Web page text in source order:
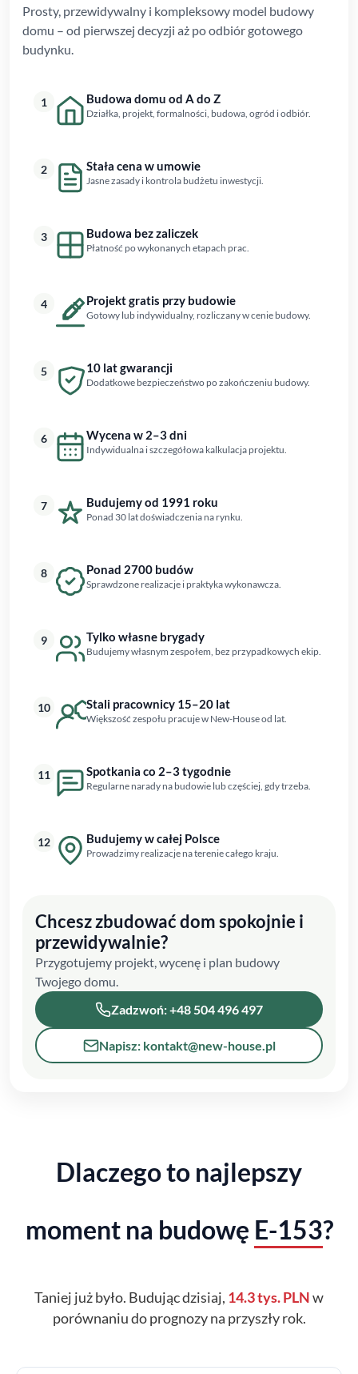
Prosty, przewidywalny i kompleksowy model budowy
domu – od pierwszej decyzji aż po odbiór gotowego
budynku.
1 Budowa domu od A do Z
Działka, projekt, formalności, budowa, ogród i odbiór.
2 Stała cena w umowie
Jasne zasady i kontrola budżetu inwestycji.
3 Budowa bez zaliczek
Płatność po wykonanych etapach prac.
4 Projekt gratis przy budowie
Gotowy lub indywidualny, rozliczany w cenie budowy.
5 10 lat gwarancji
Dodatkowe bezpieczeństwo po zakończeniu budowy.
6 Wycena w 2–3 dni
Indywidualna i szczegółowa kalkulacja projektu.
7 Budujemy od 1991 roku
Ponad 30 lat doświadczenia na rynku.
8 Ponad 2700 budów
Sprawdzone realizacje i praktyka wykonawcza.
9 Tylko własne brygady
Budujemy własnym zespołem, bez przypadkowych ekip.
10 Stali pracownicy 15–20 lat
Większość zespołu pracuje w New-House od lat.
11 Spotkania co 2–3 tygodnie
Regularne narady na budowie lub częściej, gdy trzeba.
12 Budujemy w całej Polsce
Prowadzimy realizacje na terenie całego kraju.
Chcesz zbudować dom spokojnie i
przewidywalnie?
Przygotujemy projekt, wycenę i plan budowy
Twojego domu.
Zadzwoń: +48 504 496 497
Napisz: kontakt@new-house.pl
Dlaczego to najlepszy
moment na budowę E-153?
Taniej już było. Budując dzisiaj, 14.3 tys. PLNw
porównaniu do prognozy na przyszły rok.